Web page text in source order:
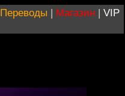
Переводы | Магазин | VIP